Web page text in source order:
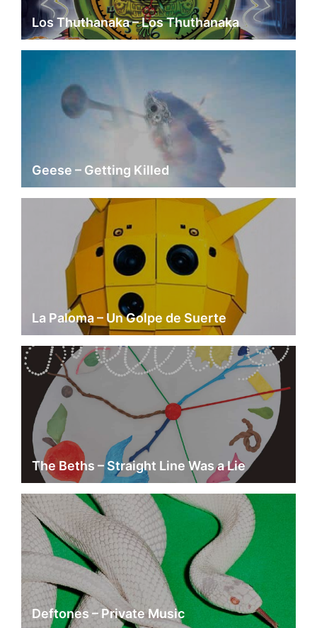
Los Thuthanaka – Los Thuthanaka
Geese – Getting Killed
La Paloma – Un Golpe de Suerte
The Beths – Straight Line Was a Lie
Deftones – Private Music